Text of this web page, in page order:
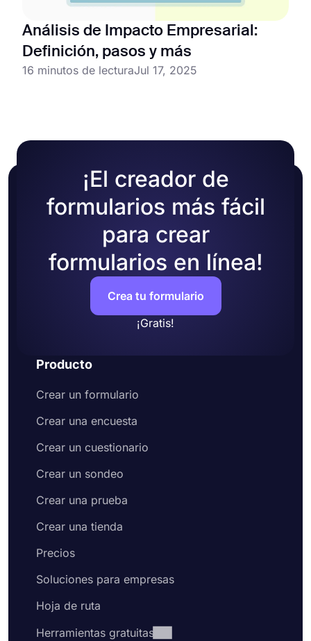
Análisis de Impacto Empresarial:
Definición, pasos y más
16 minutos de lecturaJul 17, 2025
¡El creador de
formularios más fácil
para crear
formularios en línea!
Crea tu formulario
¡Gratis!
Producto
Crear un formulario
Crear una encuesta
Crear un cuestionario
Crear un sondeo
Crear una prueba
Crear una tienda
Precios
Soluciones para empresas
Hoja de ruta
Herramientas gratuitas